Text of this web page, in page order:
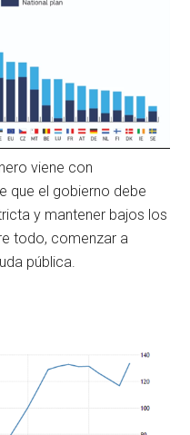
viene con
que el gobierno debe
y mantener bajos los
todo, comenzar a
pública.